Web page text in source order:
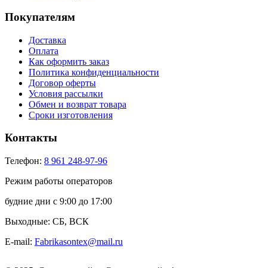
Покупателям
Доставка
Оплата
Как оформить заказ
Политика конфиденциальности
Договор оферты
Условия рассылки
Обмен и возврат товара
Сроки изготовления
Контакты
Телефон: 8 961 248-97-96
Режим работы операторов
будние дни с 9:00 до 17:00
Выходные: СБ, ВСК
E-mail: Fabrikasontex@mail.ru